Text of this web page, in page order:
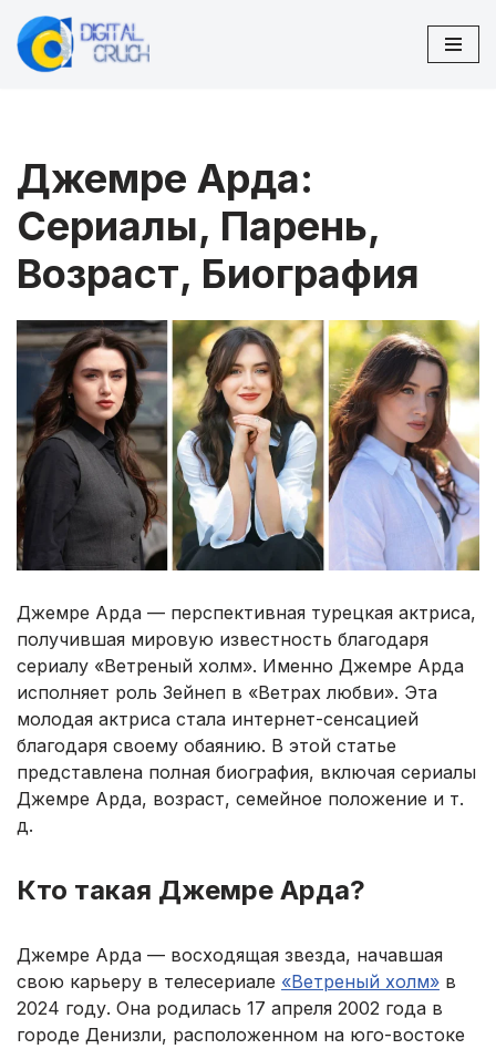
Перейти
Джемре Арда:
Сериалы, Парень,
Возраст, Биография
Джемре Арда — перспективная турецкая актриса,
получившая мировую известность благодаря
сериалу «Ветреный холм». Именно Джемре Арда
исполняет роль Зейнеп в «Ветрах любви». Эта
молодая актриса стала интернет-сенсацией
благодаря своему обаянию. В этой статье
представлена полная биография, включая сериалы
Джемре Арда, возраст, семейное положение и т.
д.
Кто такая Джемре Арда?
Джемре Арда — восходящая звезда, начавшая
свою карьеру в телесериале «Ветреный холм» в
2024 году. Она родилась 17 апреля 2002 года в
городе Денизли, расположенном на юго-востоке